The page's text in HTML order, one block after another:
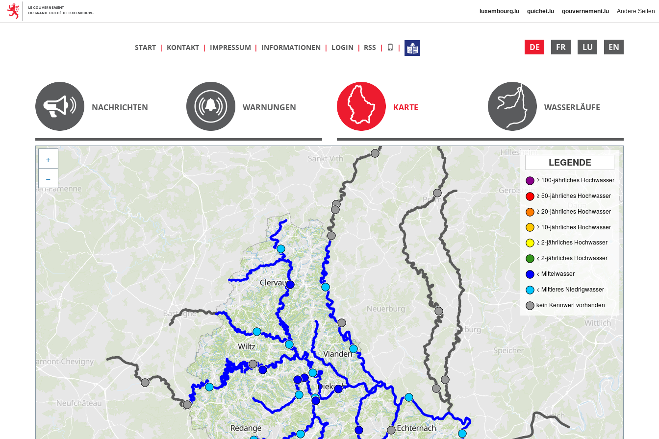
luxembourg.lu guichet.lu gouvernement.lu Andere Seiten
DE FR LU EN
START KONTAKT IMPRESSUM INFORMATIONEN LOGIN RSS
NACHRICHTEN WARNUNGEN KARTE WASSERLÄUFE
LEGENDE
≥ 100-jährliches Hochwasser
≥ 50-jährliches Hochwasser
≥ 20-jährliches Hochwasser
≥ 10-jährliches Hochwasser
≥ 2-jährliches Hochwasser
< 2-jährliches Hochwasser
< Mittelwasser
< Mittleres Niedrigwasser
kein Kennwert vorhanden
+
−